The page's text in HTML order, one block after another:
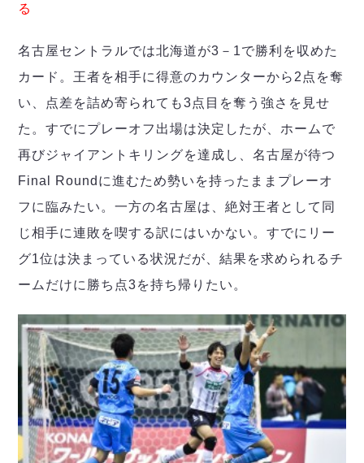
る
名古屋セントラルでは北海道が3－1で勝利を収めた
カード。王者を相手に得意のカウンターから2点を奪
い、点差を詰め寄られても3点目を奪う強さを見せ
た。すでにプレーオフ出場は決定したが、ホームで
再びジャイアントキリングを達成し、名古屋が待つ
Final Roundに進むため勢いを持ったままプレーオ
フに臨みたい。一方の名古屋は、絶対王者として同
じ相手に連敗を喫する訳にはいかない。すでにリー
グ1位は決まっている状況だが、結果を求められるチ
ームだけに勝ち点3を持ち帰りたい。